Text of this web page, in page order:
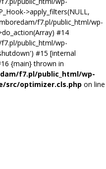
>apply_filters(NULL,
f7.pl/public_html/wp-
#14
public_html/wp-
#15 [internal
{main} thrown in
f7.pl/public_html/wp-
src/optimizer.cls.php on line